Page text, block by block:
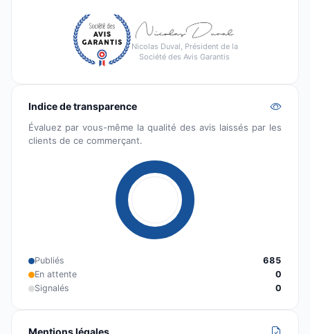
Nicolas Duval, Président de la
Société des Avis Garantis
Indice de transparence
Évaluez par vous-même la qualité des avis laissés par les
clients de ce commerçant.
Publiés
685
En attente
0
Signalés
0